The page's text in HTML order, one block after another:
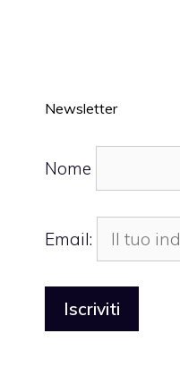
Newsletter
Nome
Email: